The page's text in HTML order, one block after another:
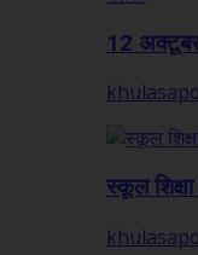
12 अक्टूबर
स्कूल